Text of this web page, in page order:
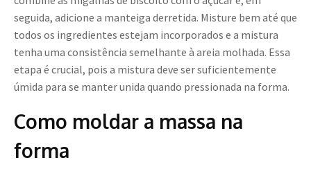
seguida, adicione a manteiga derretida. Misture bem até que
todos os ingredientes estejam incorporados e a mistura
tenha uma consistência semelhante à areia molhada. Essa
etapa é crucial, pois a mistura deve ser suficientemente
úmida para se manter unida quando pressionada na forma.
Como moldar a massa na
forma